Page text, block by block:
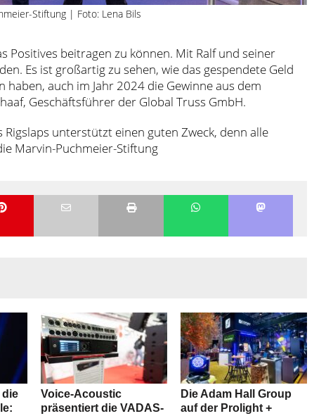
Stiftung | Foto: Lena Bils
Positives beitragen zu können. Mit Ralf und seiner
Es ist großartig zu sehen, wie das gespendete Geld
auch im Jahr 2024 die Gewinne aus dem
Geschäftsführer der Global Truss GmbH.
unterstützt einen guten Zweck, denn alle
Marvin-Puchmeier-Stiftung
die
Voice-Acoustic
präsentiert die VADAS-
Die Adam Hall Group
auf der Prolight +